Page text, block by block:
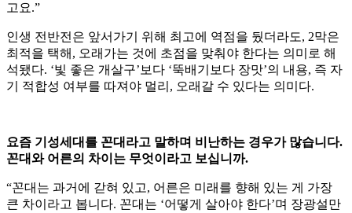
고요.”
인생 전반전은 앞서가기 위해 최고에 역점을 뒀더라도, 2막은
최적을 택해, 오래가는 것에 초점을 맞춰야 한다는 의미로 해
석됐다. ‘빛 좋은 개살구’보다 ‘뚝배기보다 장맛’의 내용, 즉 자
기 적합성 여부를 따져야 멀리, 오래갈 수 있다는 의미다.
요즘 기성세대를 꼰대라고 말하며 비난하는 경우가 많습니다.
꼰대와 어른의 차이는 무엇이라고 보십니까.
“꼰대는 과거에 갇혀 있고, 어른은 미래를 향해 있는 게 가장
큰 차이라고 봅니다. 꼰대는 ‘어떻게 살아야 한다’며 장광설만